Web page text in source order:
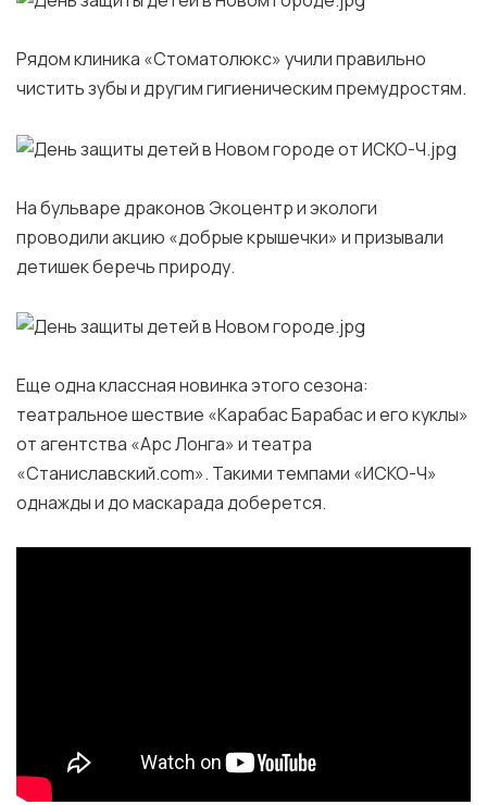
Рядом клиника «Стоматолюкс» учили правильно
чистить зубы и другим гигиеническим премудростям.
На бульваре драконов Экоцентр и экологи
проводили акцию «добрые крышечки» и призывали
детишек беречь природу.
Еще одна классная новинка этого сезона:
театральное шествие «Карабас Барабас и его куклы»
от агентства «Арс Лонга» и театра
«Станиславский.com». Такими темпами «ИСКО-Ч»
однажды и до маскарада доберется.